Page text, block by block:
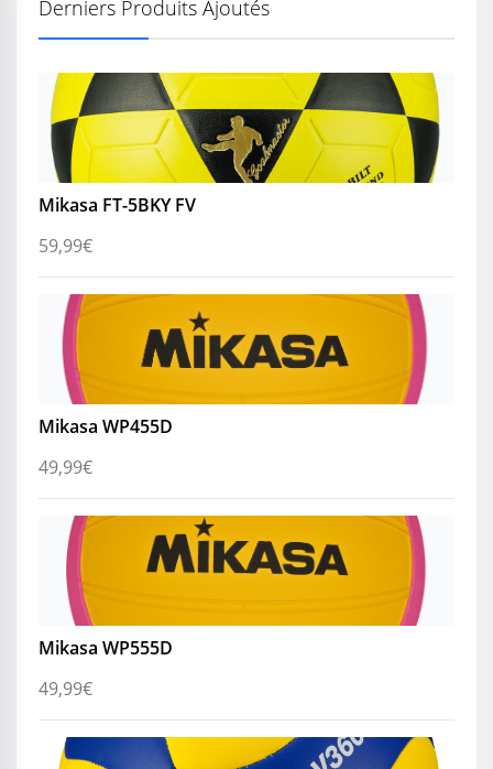
Derniers Produits Ajoutés
Mikasa FT-5BKY FV
59,99€
Mikasa WP455D
49,99€
Mikasa WP555D
49,99€